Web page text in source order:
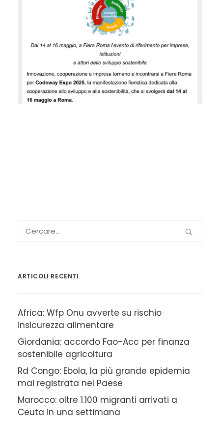
ARTICOLI RECENTI
Africa: Wfp Onu avverte su rischio
insicurezza alimentare
Giordania: accordo Fao-Acc per finanza
sostenibile agricoltura
Rd Congo: Ebola, la più grande epidemia
mai registrata nel Paese
Marocco: oltre 1.100 migranti arrivati a
Ceuta in una settimana